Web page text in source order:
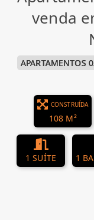
venda
APARTAMENTOS
CONSTRUÍDA
108 M²
1 SUÍTE 1